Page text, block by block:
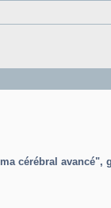
cérébral avancé",